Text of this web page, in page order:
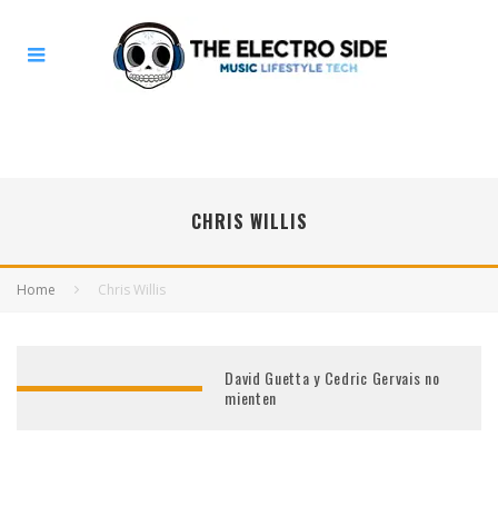
CHRIS WILLIS
Home Chris Willis
David Guetta y Cedric Gervais no
mienten